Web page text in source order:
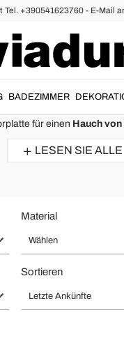
Tel. +390541623760 - E-Mail
BADEZIMMER
den
für einen Hauch von
LESEN SIE ALLE
Material
Wählen
Sortieren
Letzte Ankünfte